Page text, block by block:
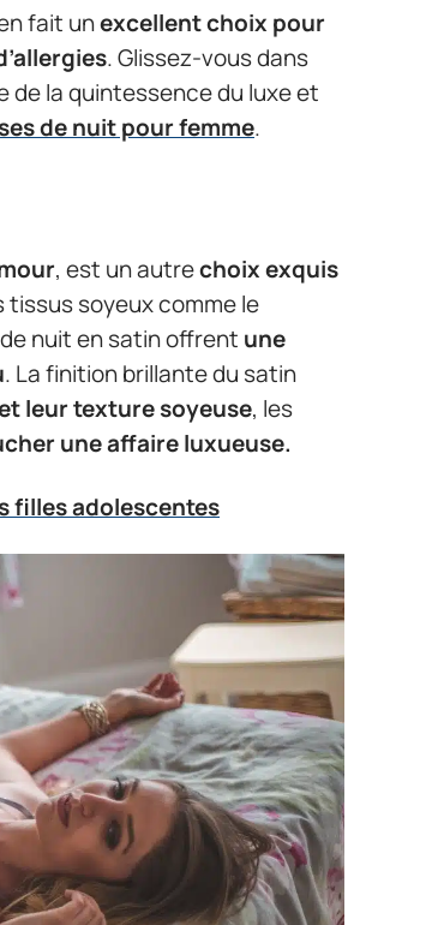
fait unexcellent choix pour
. Glissez-vous dans
de la quintessence du luxe et
de nuit pour femme.
, est un autrechoix exquis
tissus soyeux comme le
nuit en satin offrent une
. La finition brillante du satin
leur texture soyeuse, les
une affaire luxueuse.
filles adolescentes